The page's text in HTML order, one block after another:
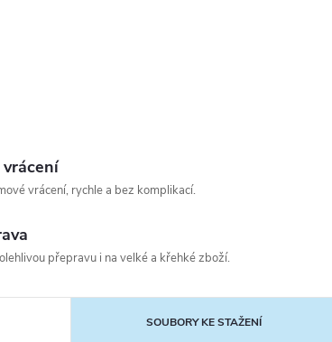
vrácení, rychle a bez komplikací.
přepravu i na velké a křehké zboží.
SOUBORY KE STAŽENÍ